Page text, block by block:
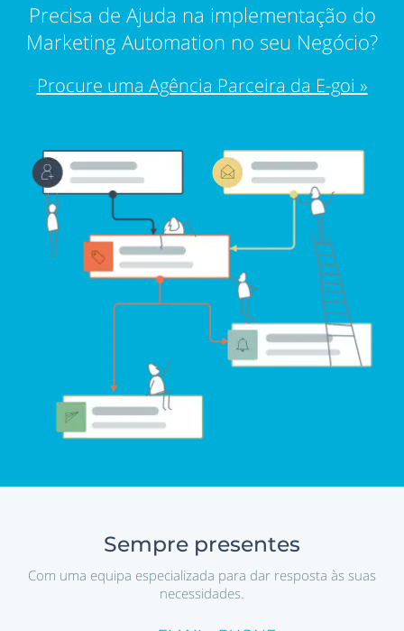
Precisa de Ajuda na implementação do
Marketing Automation no seu Negócio?
Procure uma Agência Parceira da E-goi »
Sempre presentes
Com uma equipa especializada para dar resposta às suas
necessidades.